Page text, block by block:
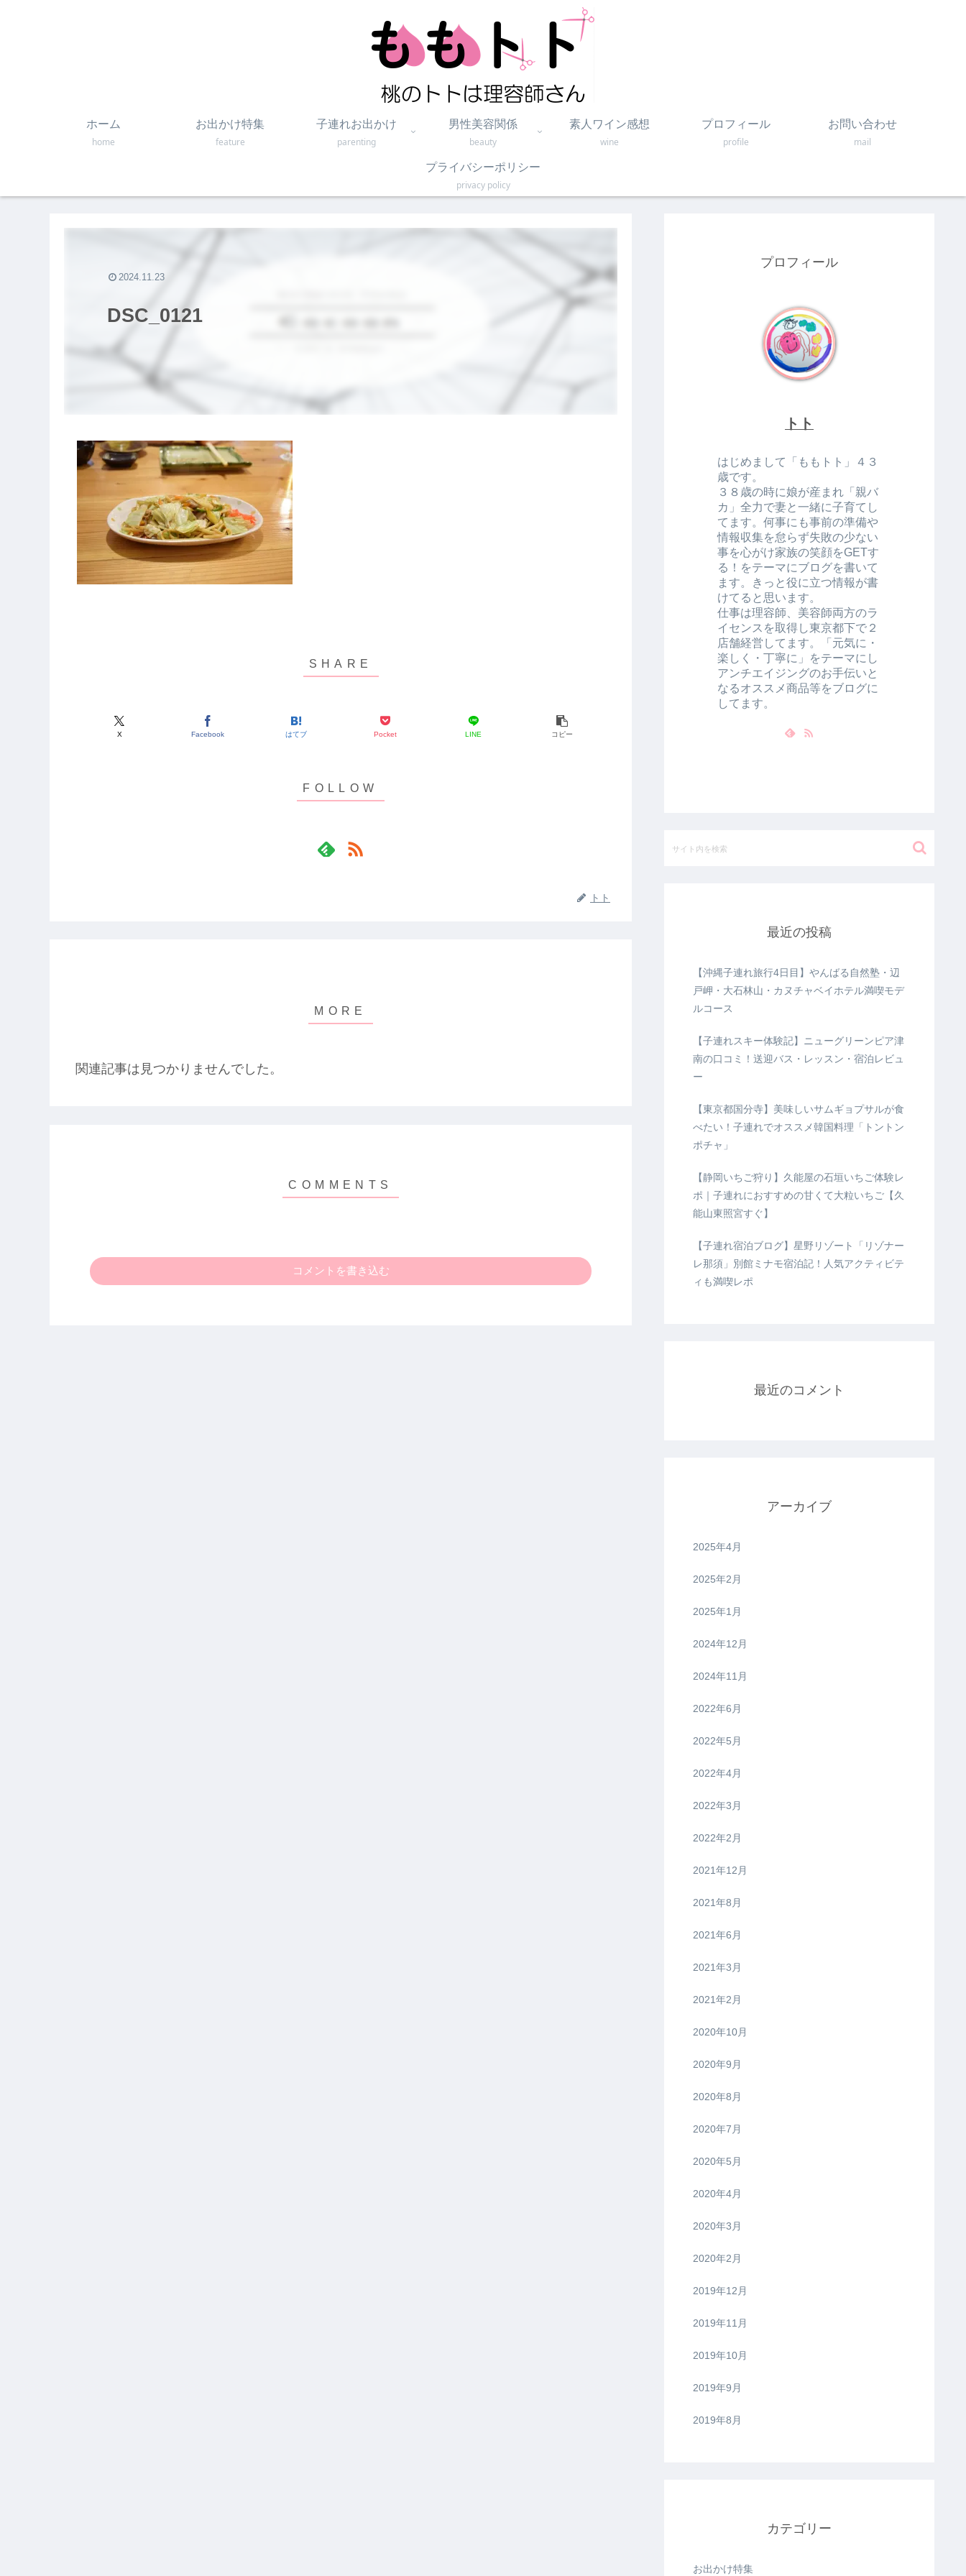
ホーム
home
お出かけ特集
feature
子連れお出かけ
parenting
男性美容関係
beauty
素人ワイン感想
wine
プロフィール
profile
お問い合わせ
mail
プライバシーポリシー
privacy policy
DSC_0121
2024.11.23
X Facebook はてブ Pocket LINE コピー
トト
関連記事は見つかりませんでした。
コメントを書き込む
プロフィール
トト
はじめまして「ももトト」４３
歳です。
３８歳の時に娘が産まれ「親バ
カ」全力で妻と一緒に子育てし
てます。何事にも事前の準備や
情報収集を怠らず失敗の少ない
事を心がけ家族の笑顔をGETす
る！をテーマにブログを書いて
ます。きっと役に立つ情報が書
けてると思います。
仕事は理容師、美容師両方のラ
イセンスを取得し東京都下で２
店舗経営してます。「元気に・
楽しく・丁寧に」をテーマにし
アンチエイジングのお手伝いと
なるオススメ商品等をブログに
してます。
最近の投稿
【沖縄子連れ旅行4日目】やんばる自然塾・辺
戸岬・大石林山・カヌチャベイホテル満喫モデ
ルコース
【子連れスキー体験記】ニューグリーンピア津
南の口コミ！送迎バス・レッスン・宿泊レビュ
ー
【東京都国分寺】美味しいサムギョプサルが食
べたい！子連れでオススメ韓国料理「トントン
ポチャ」
【静岡いちご狩り】久能屋の石垣いちご体験レ
ポ｜子連れにおすすめの甘くて大粒いちご【久
能山東照宮すぐ】
【子連れ宿泊ブログ】星野リゾート「リゾナー
レ那須」別館ミナモ宿泊記！人気アクティビテ
ィも満喫レポ
最近のコメント
アーカイブ
2025年4月
2025年2月
2025年1月
2024年12月
2024年11月
2022年6月
2022年5月
2022年4月
2022年3月
2022年2月
2021年12月
2021年8月
2021年6月
2021年3月
2021年2月
2020年10月
2020年9月
2020年8月
2020年7月
2020年5月
2020年4月
2020年3月
2020年2月
2019年12月
2019年11月
2019年10月
2019年9月
2019年8月
カテゴリー
お出かけ特集